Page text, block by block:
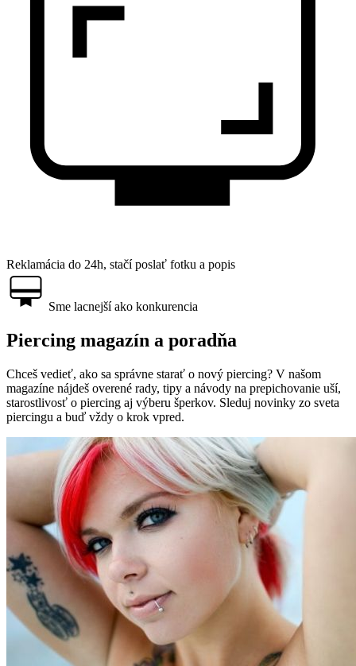
Reklamácia do 24h, stačí poslať fotku a popis
Sme lacnejší ako konkurencia
Piercing magazín a poradňa
Chceš vedieť, ako sa správne starať o nový piercing? V našom
magazíne nájdeš overené rady, tipy a návody na prepichovanie uší,
starostlivosť o piercing aj výberu šperkov. Sleduj novinky zo sveta
piercingu a buď vždy o krok vpred.